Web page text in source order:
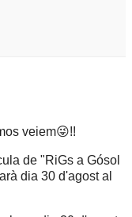
veiem😜!!
de "RiGs a Gósol
dia 30 d'agost al